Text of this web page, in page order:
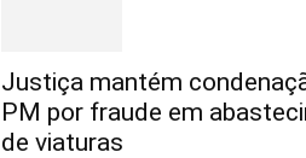
Justiça mantém
PM por fraude em
de viaturas